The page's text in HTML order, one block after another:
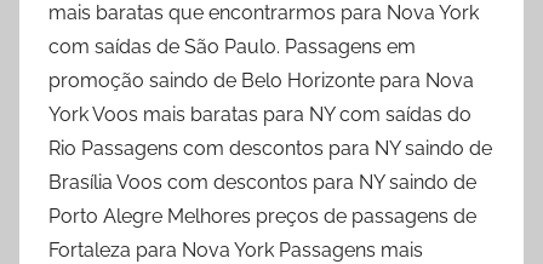
mais baratas que encontrarmos para Nova York
com saídas de São Paulo. Passagens em
promoção saindo de Belo Horizonte para Nova
York Voos mais baratas para NY com saídas do
Rio Passagens com descontos para NY saindo de
Brasília Voos com descontos para NY saindo de
Porto Alegre Melhores preços de passagens de
Fortaleza para Nova York Passagens mais